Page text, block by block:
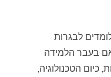
לומדים לבגרות
בעבר הלמידה
הטכנולוגיה,